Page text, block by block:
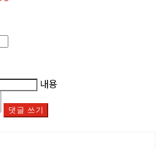
내용
댓글 쓰기